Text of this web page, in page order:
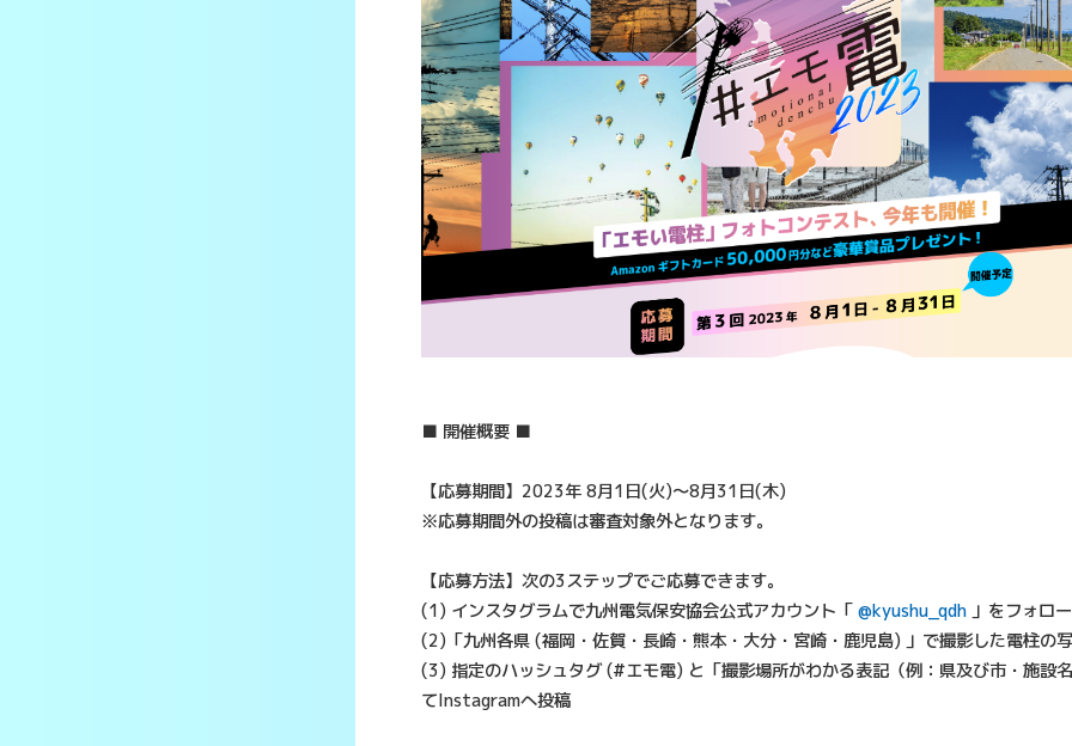
■ 開催概要 ■
【応募期間】2023年 8月1日(火)～8月31日(木)
※応募期間外の投稿は審査対象外となります。
【応募方法】次の3ステップでご応募できます。
(1) インスタグラムで九州電気保安協会公式アカウント「 @kyushu_qdh 」をフォロー
(2)「九州各県 (福岡・佐賀・長崎・熊本・大分・宮崎・鹿児島) 」で撮影した電柱の
(3) 指定のハッシュタグ (#エモ電) と「撮影場所がわかる表記（例：県及び市・施設
てInstagramへ投稿